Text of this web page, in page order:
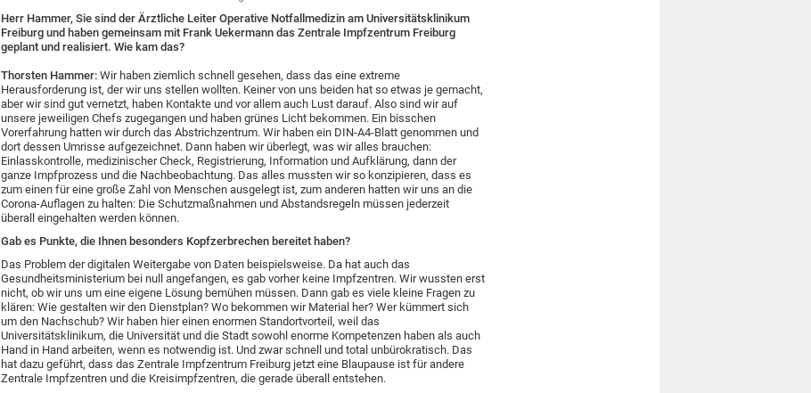
Herr Hammer, Sie sind der Ärztliche Leiter Operative Notfallmedizin am Universitätsklinikum
Freiburg und haben gemeinsam mit Frank Uekermann das Zentrale Impfzentrum Freiburg
geplant und realisiert. Wie kam das?
Thorsten Hammer: Wir haben ziemlich schnell gesehen, dass das eine extreme
Herausforderung ist, der wir uns stellen wollten. Keiner von uns beiden hat so etwas je gemacht,
aber wir sind gut vernetzt, haben Kontakte und vor allem auch Lust darauf. Also sind wir auf
unsere jeweiligen Chefs zugegangen und haben grünes Licht bekommen. Ein bisschen
Vorerfahrung hatten wir durch das Abstrichzentrum. Wir haben ein DIN-A4-Blatt genommen und
dort dessen Umrisse aufgezeichnet. Dann haben wir überlegt, was wir alles brauchen:
Einlasskontrolle, medizinischer Check, Registrierung, Information und Aufklärung, dann der
ganze Impfprozess und die Nachbeobachtung. Das alles mussten wir so konzipieren, dass es
zum einen für eine große Zahl von Menschen ausgelegt ist, zum anderen hatten wir uns an die
Corona-Auflagen zu halten: Die Schutzmaßnahmen und Abstandsregeln müssen jederzeit
überall eingehalten werden können.
Gab es Punkte, die Ihnen besonders Kopfzerbrechen bereitet haben?
Das Problem der digitalen Weitergabe von Daten beispielsweise. Da hat auch das
Gesundheitsministerium bei null angefangen, es gab vorher keine Impfzentren. Wir wussten erst
nicht, ob wir uns um eine eigene Lösung bemühen müssen. Dann gab es viele kleine Fragen zu
klären: Wie gestalten wir den Dienstplan? Wo bekommen wir Material her? Wer kümmert sich
um den Nachschub? Wir haben hier einen enormen Standortvorteil, weil das
Universitätsklinikum, die Universität und die Stadt sowohl enorme Kompetenzen haben als auch
Hand in Hand arbeiten, wenn es notwendig ist. Und zwar schnell und total unbürokratisch. Das
hat dazu geführt, dass das Zentrale Impfzentrum Freiburg jetzt eine Blaupause ist für andere
Zentrale Impfzentren und die Kreisimpfzentren, die gerade überall entstehen.